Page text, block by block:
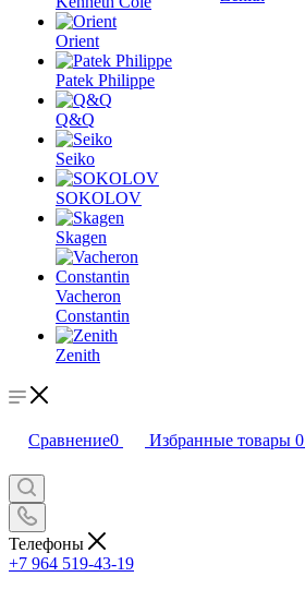
Orient
Patek Philippe
Q&Q
Seiko
SOKOLOV
Skagen
Vacheron
Constantin
Zenith
Сравнение0 Избранные товары 0
Телефоны
+7 964 519-43-19